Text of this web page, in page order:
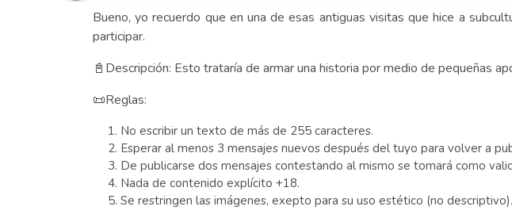
Bueno, yo recuerdo que en una de esas antiguas visitas que hice a
participar.
📓Descripción: Esto trataría de armar una historia por medio de pequeñas
📜Reglas:
No escribir un texto de más de 255 caracteres.
Esperar al menos 3 mensajes nuevos después del tuyo para volver a
De publicarse dos mensajes contestando al mismo se tomará como
Nada de contenido explícito +18.
Se restringen las imágenes, exepto para su uso estético (no descriptivo).